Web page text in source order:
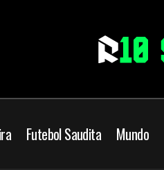
Futebol Saudita Mundo